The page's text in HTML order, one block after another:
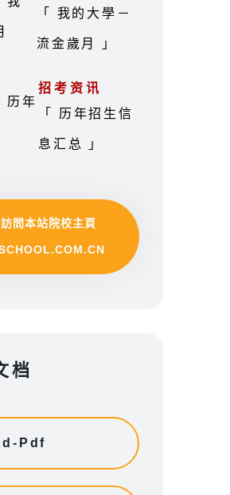
「 我的大學－
流金歲月 」
招考资讯
「 历年招生信
息汇总 」
問本站院校主頁
档
Pdf